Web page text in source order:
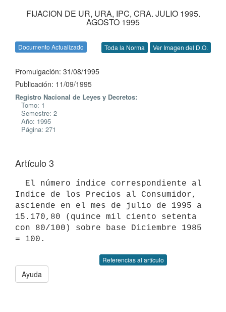
FIJACION DE UR, URA, IPC, CRA. JULIO 1995.
AGOSTO 1995
Documento Actualizado Toda la Norma Ver Imagen del D.O.
Promulgación: 31/08/1995
Publicación: 11/09/1995
Registro Nacional de Leyes y Decretos:
Tomo: 1
Semestre: 2
Año: 1995
Página: 271
Artículo 3
Indice de los Precios al Consumidor,
asciende en el mes de julio de 1995 a
15.170,80 (quince mil ciento setenta
con 80/100) sobre base Diciembre 1985
Referencias al artículo
Ayuda